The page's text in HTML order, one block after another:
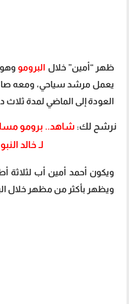
ظهر “أمين” خلال البرومو
يعمل مرشد سياحي، ومعه
العودة إلى الماضي لمدة ثلاث
نرشح لك: شاهد.. برومو
لـ خالد
ويكون أحمد أمين أب
ويظهر بأكثر من مظهر خلال